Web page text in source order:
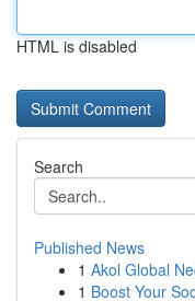
HTML is disabled
Search
Published News
1 Akol Global
1 Boost Your